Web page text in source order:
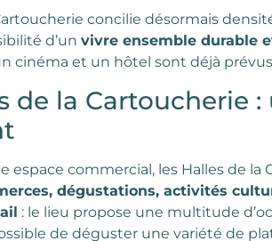
concilie désormais
d’un vivre ensemble durable
cinéma et un hôtel sont déjà
de la Cartoucherie
espace commercial, les Halles de
dégustations, activités
: le lieu propose une multitude
de déguster une variété de